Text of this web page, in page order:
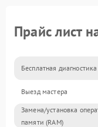
Прайс лист
Бесплатная диагностика
Выезд мастера
Замена/установка
памяти (RAM)